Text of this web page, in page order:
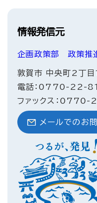
情報発信元
企画政策部 政策推
敦賀市 中央町2丁
電話：0770-22-
ファックス：
メールでのお